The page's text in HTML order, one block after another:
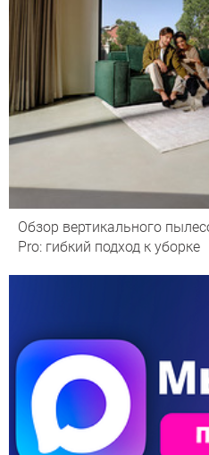
Обзор вертикального
Pro: гибкий подход к уборке